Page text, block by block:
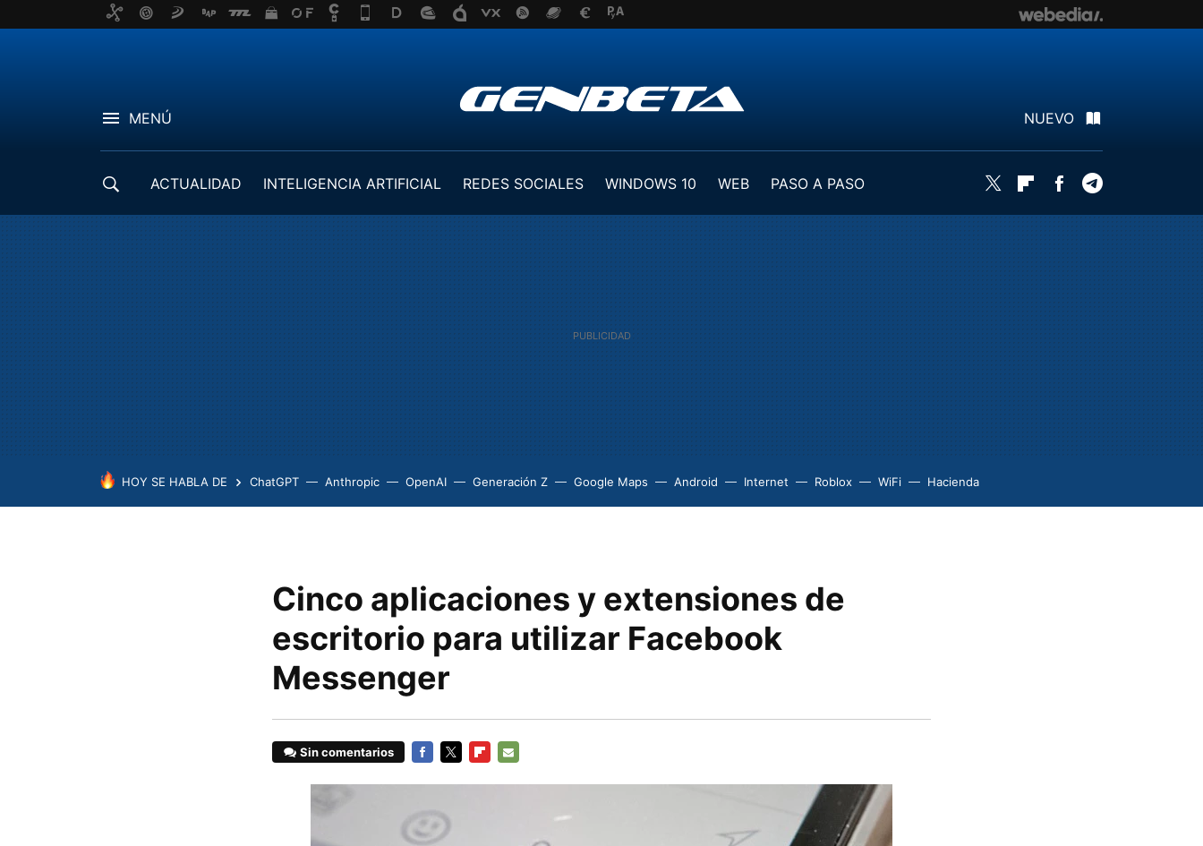
MENÚ NUEVO
ACTUALIDAD INTELIGENCIA ARTIFICIAL REDES SOCIALES WINDOWS 10 WEB
PASO A PASO
Twitter FlipboardFacebook
HOY SE HABLA DE ChatGPT Anthropic OpenAI Generación Z Google Maps Android Internet Roblox WiFi Hacienda
Cinco aplicaciones y extensiones de
escritorio para utilizar Facebook
Messenger
Sin comentarios